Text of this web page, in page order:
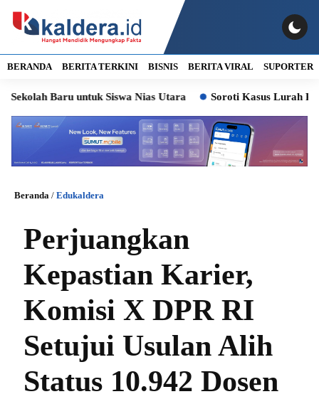
BERANDA BERITA TERKINI BISNIS BERITA VIRAL SUPORTER
Baru untuk Siswa Nias Utara Soroti Kasus Lurah Paya Pasir
Beranda / Edukaldera
Perjuangkan
Kepastian Karier,
Komisi X DPR RI
Setujui Usulan Alih
Status 10.942 Dosen